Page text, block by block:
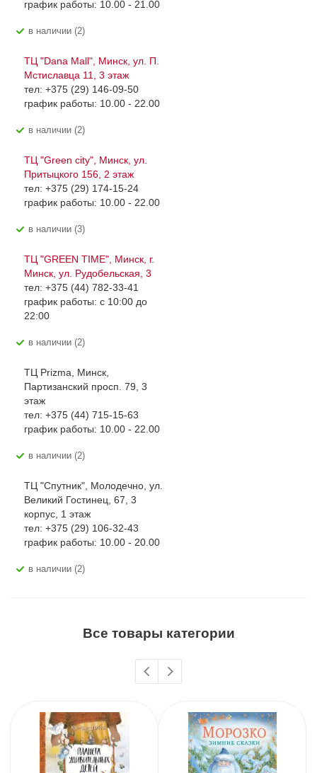
график работы: 10.00 - 21.00
В наличии (2)
ТЦ "Dana Mall", Минск, ул. П.
Мстиславца 11, 3 этаж
тел: +375 (29) 146-09-50
график работы: 10.00 - 22.00
В наличии (2)
ТЦ "Green city", Минск, ул.
Притыцкого 156, 2 этаж
тел: +375 (29) 174-15-24
график работы: 10.00 - 22.00
В наличии (3)
ТЦ "GREEN TIME", Минск, г.
Минск, ул. Рудобельская, 3
тел: +375 (44) 782-33-41
график работы: с 10:00 до
22:00
В наличии (2)
ТЦ Prizma, Минск,
Партизанский просп. 79, 3
этаж
тел: +375 (44) 715-15-63
график работы: 10.00 - 22.00
В наличии (2)
ТЦ "Спутник", Молодечно, ул.
Великий Гостинец, 67, 3
корпус, 1 этаж
тел: +375 (29) 106-32-43
график работы: 10.00 - 20.00
В наличии (2)
Все товары категории